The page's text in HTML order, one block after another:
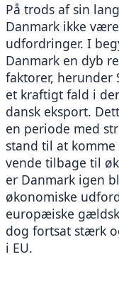
På trods af sin
Danmark ikke
udfordringer. I
Danmark en dyb
faktorer, herunder
et kraftigt fald i
dansk eksport.
en periode med
stand til at
vende tilbage til
er Danmark igen
økonomiske
europæiske
dog fortsat stærk
i EU.